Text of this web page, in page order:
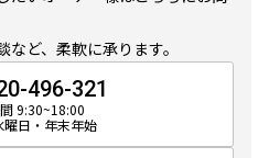
ど、柔軟に承ります。
496-321
9:30~18:00
曜日・年末年始